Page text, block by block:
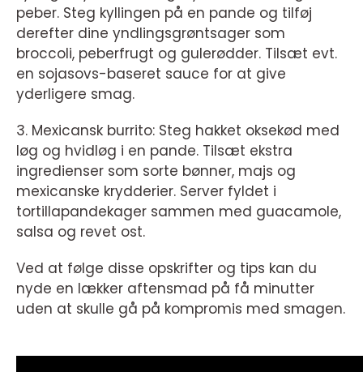
peber. Steg kyllingen på en pande og tilføj
derefter dine yndlingsgrøntsager som
broccoli, peberfrugt og gulerødder. Tilsæt evt.
en sojasovs-baseret sauce for at give
yderligere smag.
3. Mexicansk burrito: Steg hakket oksekød med
løg og hvidløg i en pande. Tilsæt ekstra
ingredienser som sorte bønner, majs og
mexicanske krydderier. Server fyldet i
tortillapandekager sammen med guacamole,
salsa og revet ost.
Ved at følge disse opskrifter og tips kan du
nyde en lækker aftensmad på få minutter
uden at skulle gå på kompromis med smagen.